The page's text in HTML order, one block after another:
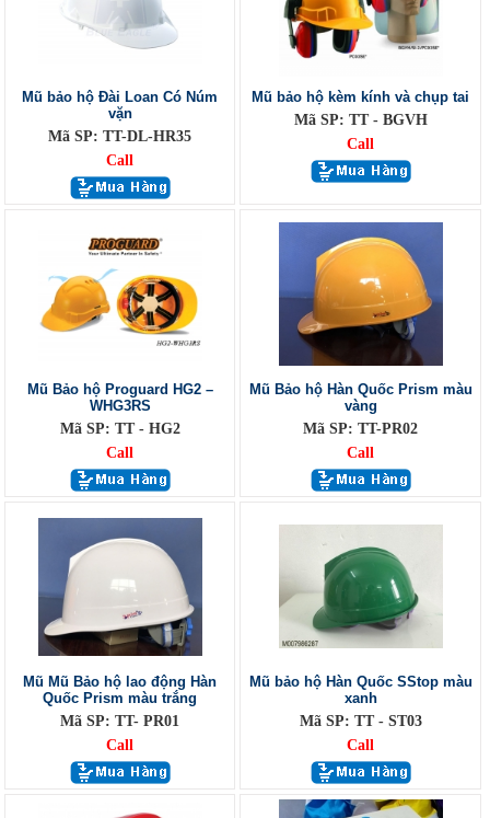
Mũ bảo hộ Đài Loan Có Núm
vặn
Mã SP: TT-DL-HR35
Call
Mũ bảo hộ kèm kính và chụp tai
Mã SP: TT - BGVH
Call
Mũ Bảo hộ Proguard HG2 –
WHG3RS
Mã SP: TT - HG2
Call
Mũ Bảo hộ Hàn Quốc Prism màu
vàng
Mã SP: TT-PR02
Call
Mũ Mũ Bảo hộ lao động Hàn
Quốc Prism màu trắng
Mã SP: TT- PR01
Call
Mũ bảo hộ Hàn Quốc SStop màu
xanh
Mã SP: TT - ST03
Call